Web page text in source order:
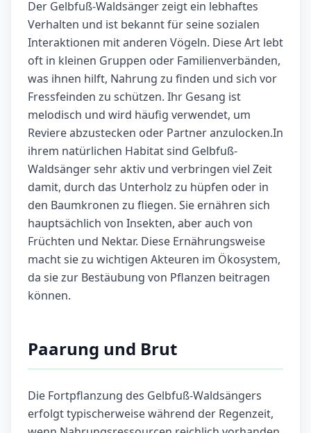
Der Gelbfuß-Waldsänger zeigt ein lebhaftes
Verhalten und ist bekannt für seine sozialen
Interaktionen mit anderen Vögeln. Diese Art lebt
oft in kleinen Gruppen oder Familienverbänden,
was ihnen hilft, Nahrung zu finden und sich vor
Fressfeinden zu schützen. Ihr Gesang ist
melodisch und wird häufig verwendet, um
Reviere abzustecken oder Partner anzulocken.In
ihrem natürlichen Habitat sind Gelbfuß-
Waldsänger sehr aktiv und verbringen viel Zeit
damit, durch das Unterholz zu hüpfen oder in
den Baumkronen zu fliegen. Sie ernähren sich
hauptsächlich von Insekten, aber auch von
Früchten und Nektar. Diese Ernährungsweise
macht sie zu wichtigen Akteuren im Ökosystem,
da sie zur Bestäubung von Pflanzen beitragen
können.
Paarung und Brut
Die Fortpflanzung des Gelbfuß-Waldsängers
erfolgt typischerweise während der Regenzeit,